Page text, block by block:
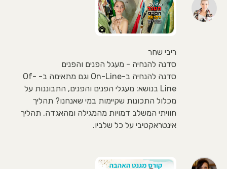
ריבי שחר
סדנה להנחיה - מעגל הפנים והפנים
סדנה להנחיה ב-On-Line וגם מתאימה ב- Of-
Line בנושא: מעגלי הפנים והפנים, התבוננות על
מכלול התכונות שקיימות במי שאנחנו? תהליך
חוויתי המשלב דמויות מהמגילה ומהאגדה. תהליך
אינטראקטיבי על כל שלביו.